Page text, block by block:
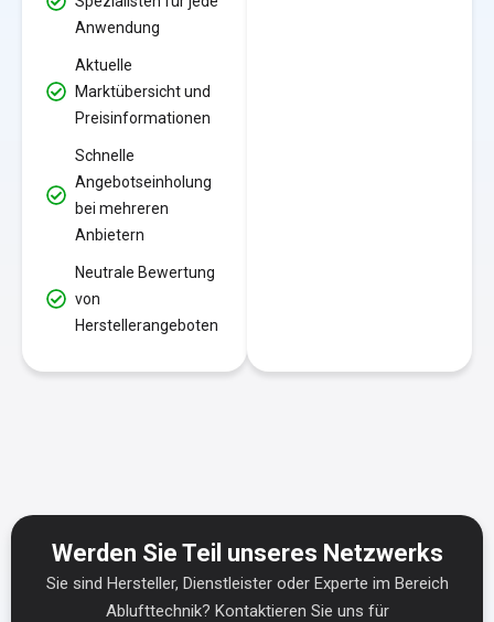
Anwendung
Aktuelle
Marktübersicht und
Preisinformationen
Schnelle
Angebotseinholung
bei mehreren
Anbietern
Neutrale Bewertung
von
Herstellerangeboten
Werden Sie Teil unseres Netzwerks
Sie sind Hersteller, Dienstleister oder Experte im Bereich
Ablufttechnik? Kontaktieren Sie uns für